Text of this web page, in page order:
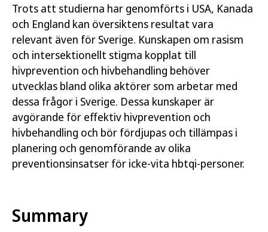
Trots att studierna har genomförts i USA, Kanada
och England kan översiktens resultat vara
relevant även för Sverige. Kunskapen om rasism
och intersektionellt stigma kopplat till
hivprevention och hivbehandling behöver
utvecklas bland olika aktörer som arbetar med
dessa frågor i Sverige. Dessa kunskaper är
avgörande för effektiv hivprevention och
hivbehandling och bör fördjupas och tillämpas i
planering och genomförande av olika
preventionsinsatser för icke-vita hbtqi-personer.
Summary